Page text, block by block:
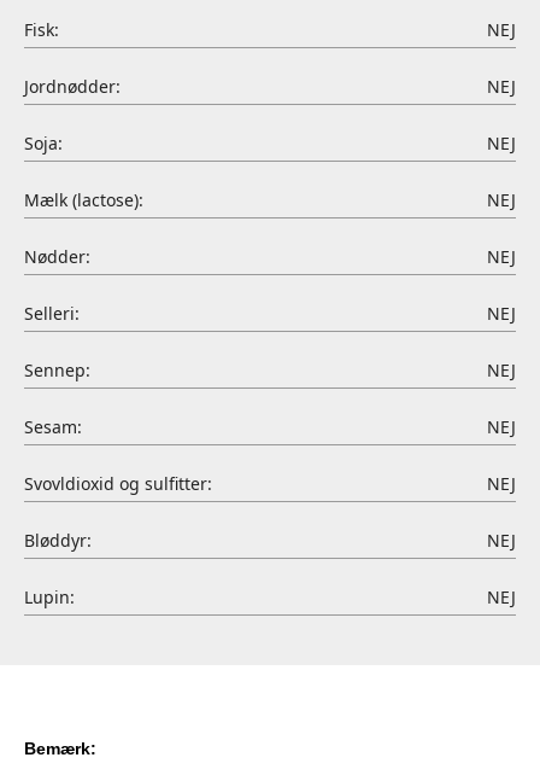
Fisk: NEJ
Jordnødder: NEJ
Soja: NEJ
Mælk (lactose): NEJ
Nødder: NEJ
Selleri: NEJ
Sennep: NEJ
Sesam: NEJ
Svovldioxid og sulfitter: NEJ
Bløddyr: NEJ
Lupin: NEJ
Bemærk: